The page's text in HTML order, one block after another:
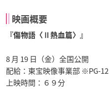
映画概要
『傷物語〈Ⅱ熱血篇〉』
8 月 19 日（金）全国公開
配給：東宝映像事業部 ※PG-12
上映時間：６９分